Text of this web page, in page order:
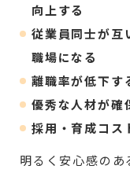
向上する
従業員同士が互
職場になる
離職率が低下す
優秀な人材が確
採用・育成コス
明るく安心感の